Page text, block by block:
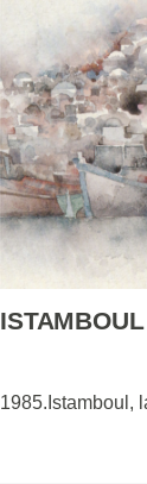
ISTAMBOUL
1985.Istamboul,